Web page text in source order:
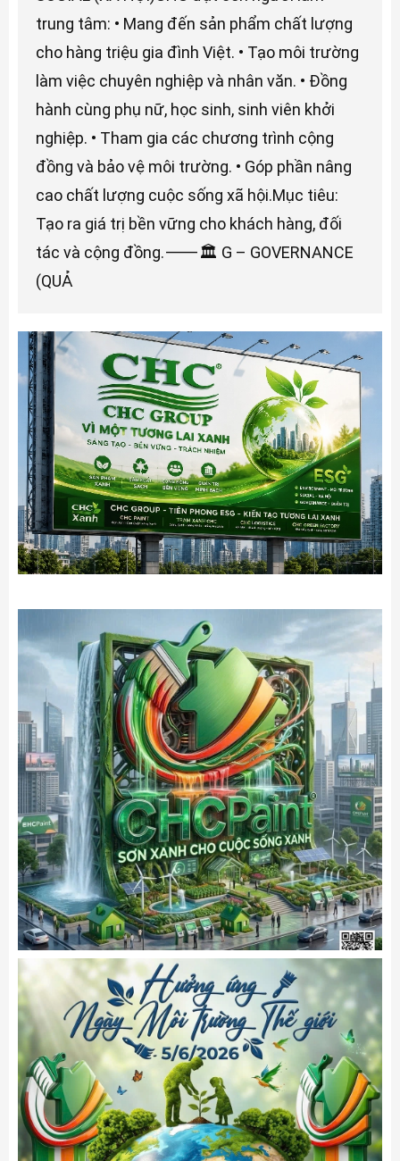
trung tâm: • Mang đến sản phẩm chất lượng
cho hàng triệu gia đình Việt. • Tạo môi trường
làm việc chuyên nghiệp và nhân văn. • Đồng
hành cùng phụ nữ, học sinh, sinh viên khởi
nghiệp. • Tham gia các chương trình cộng
đồng và bảo vệ môi trường. • Góp phần nâng
cao chất lượng cuộc sống xã hội.Mục tiêu:
Tạo ra giá trị bền vững cho khách hàng, đối
tác và cộng đồng.⸻🏛 G – GOVERNANCE
(QUẢ